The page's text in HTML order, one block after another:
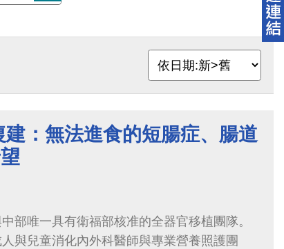
：無法進食的短腸症、腸道
部唯一具有衛福部核准的全器官移植團隊。
與兒童消化內外科醫師與專業營養照護團